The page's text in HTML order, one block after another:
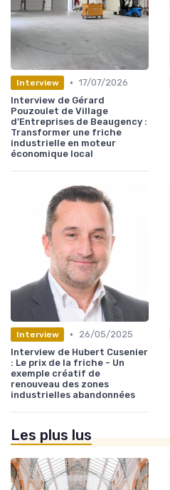
Interview • 17/07/2026
Interview de Gérard
Pouzoulet de Village
d’Entreprises de Beaugency :
Transformer une friche
industrielle en moteur
économique local
Interview •
26/05/2025
Interview de Hubert Cusenier
: Le prix de la friche - Un
exemple créatif de
renouveau des zones
industrielles abandonnées
Les plus lus